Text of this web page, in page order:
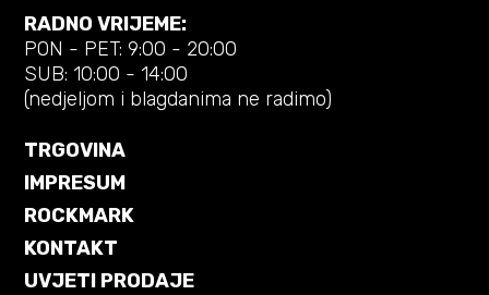
RADNO VRIJEME:
PON - PET: 9:00 - 20:00
SUB: 10:00 - 14:00
(nedjeljom i blagdanima ne radimo)
TRGOVINA
IMPRESUM
ROCKMARK
KONTAKT
UVJETI PRODAJE